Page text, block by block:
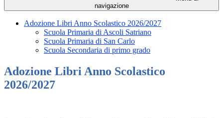
navigazione
Adozione Libri Anno Scolastico 2026/2027
Scuola Primaria di Ascoli Satriano
Scuola Primaria di San Carlo
Scuola Secondaria di primo grado
Adozione Libri Anno Scolastico
2026/2027